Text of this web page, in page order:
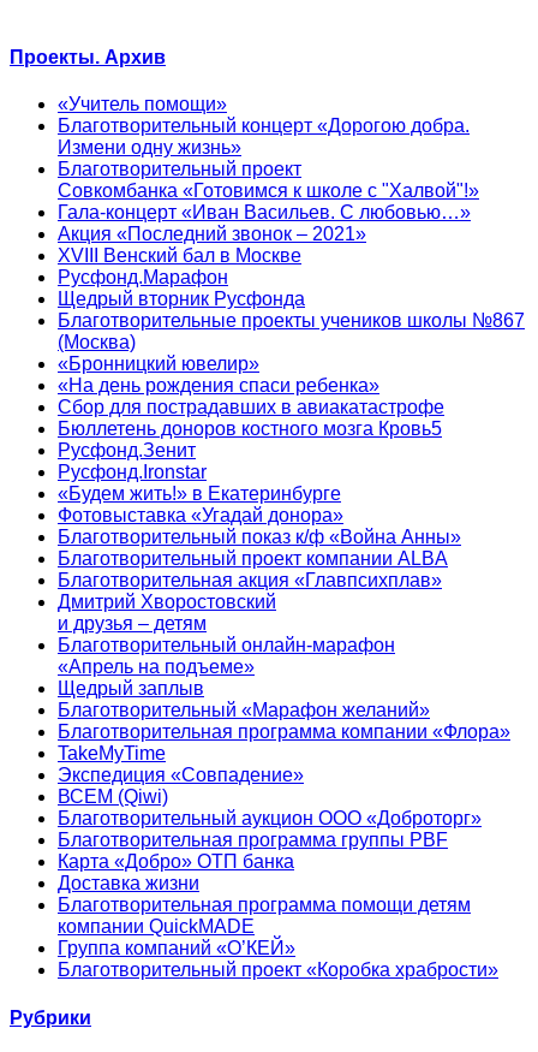
Проекты. Архив
«Учитель помощи»
Благотворительный концерт «Дорогою добра.
Измени одну жизнь»
Благотворительный проект
Совкомбанка «Готовимся к школе с "Халвой"!»
Гала-концерт «Иван Васильев. С любовью…»
Акция «Последний звонок – 2021»
XVIII Венский бал в Москве
Русфонд.Марафон
Щедрый вторник Русфонда
Благотворительные проекты учеников школы №867
(Москва)
«Бронницкий ювелир»
«На день рождения спаси ребенка»
Сбор для пострадавших в авиакатастрофе
Бюллетень доноров костного мозга Кровь5
Русфонд.Зенит
Русфонд.Ironstar
«Будем жить!» в Екатеринбурге
Фотовыставка «Угадай донора»
Благотворительный показ к/ф «Война Анны»
Благотворительный проект компании ALBA
Благотворительная акция «Главпсихплав»
Дмитрий Хворостовский
и друзья – детям
Благотворительный онлайн‑марафон
«Апрель на подъеме»
Щедрый заплыв
Благотворительный «Марафон желаний»
Благотворительная программа компании «Флора»
TakeMyTime
Экспедиция «Совпадение»
ВСЕМ (Qiwi)
Благотворительный аукцион ООО «Доброторг»
Благотворительная программа группы PBF
Карта «Добро» ОТП банка
Доставка жизни
Благотворительная программа помощи детям
компании QuickMADE
Группа компаний «О’КЕЙ»
Благотворительный проект «Коробка храбрости»
Рубрики